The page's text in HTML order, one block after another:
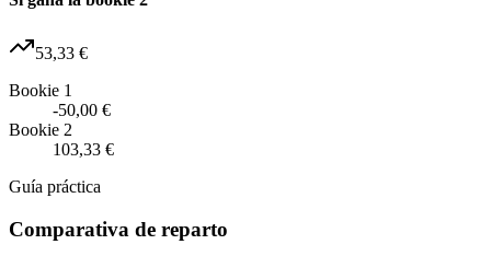
53,33 €
Bookie 1
-50,00 €
Bookie 2
103,33 €
Guía práctica
Comparativa de reparto